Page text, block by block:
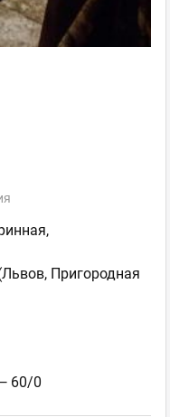
,
Пригородная
60/0